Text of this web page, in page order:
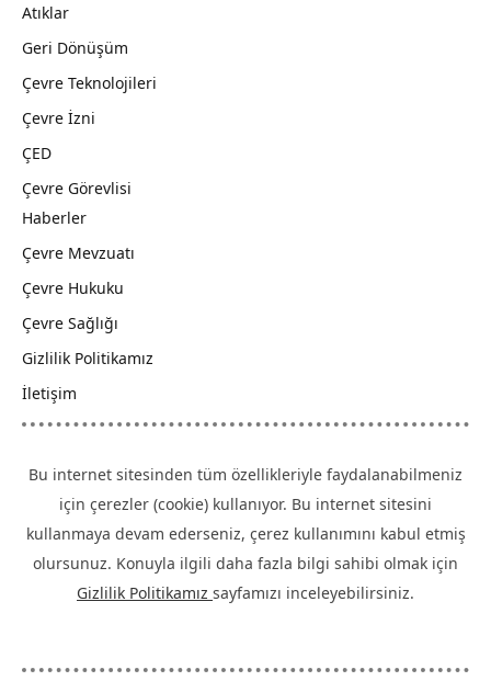
Atıklar
Geri Dönüşüm
Çevre Teknolojileri
Çevre İzni
ÇED
Çevre Görevlisi
Haberler
Çevre Mevzuatı
Çevre Hukuku
Çevre Sağlığı
Gizlilik Politikamız
İletişim
Bu internet sitesinden tüm özellikleriyle faydalanabilmeniz
için çerezler (cookie) kullanıyor. Bu internet sitesini
kullanmaya devam ederseniz, çerez kullanımını kabul etmiş
olursunuz. Konuyla ilgili daha fazla bilgi sahibi olmak için
Gizlilik Politikamız sayfamızı inceleyebilirsiniz.